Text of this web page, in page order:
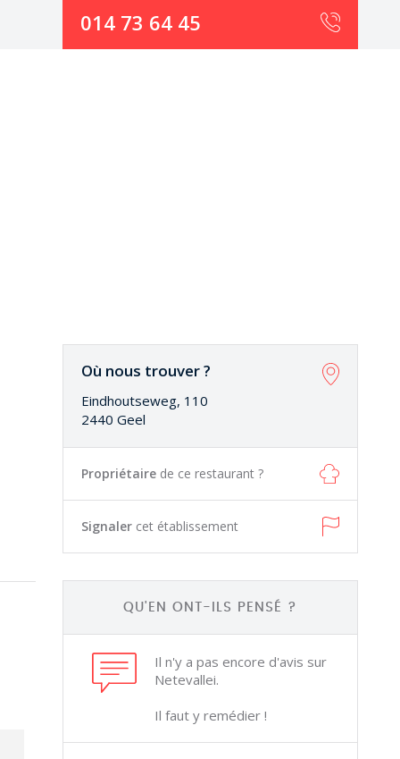
014 73 64 45
Où nous trouver ?
Eindhoutseweg, 110
2440 Geel
Propriétaire de ce restaurant ?
Signaler cet établissement
QU'EN ONT-ILS PENSÉ ?
Il n'y a pas encore d'avis sur
Netevallei.
Il faut y remédier !